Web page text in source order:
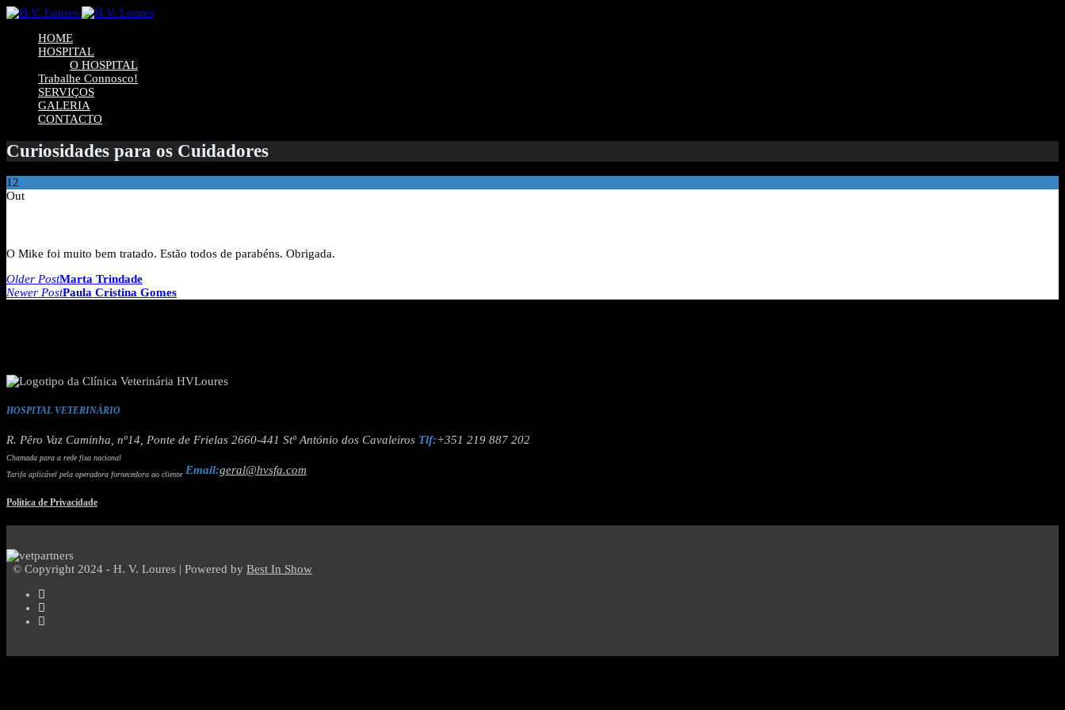
HOME
HOSPITAL
O HOSPITAL
Trabalhe Connosco!
SERVIÇOS
GALERIA
CONTACTO
Curiosidades para os Cuidadores
12
Out
O Mike foi muito bem tratado. Estão todos de parabéns. Obrigada.
Navegação
de
Older PostMarta Trindade
Newer PostPaula Cristina Gomes
HOSPITAL VETERINÁRIO
R. Pêro Vaz Caminha, nº14, Ponte de Frielas 2660-441 Stº António dos Cavaleiros Tlf:+351 219 887 202
Chamada para a rede fixa nacional
Tarifa aplicável pela operadora fornecedora ao cliente Email:geral@hvsfa.com
Política de Privacidade
© Copyright 2024 - H. V. Loures | Powered by Best In Show